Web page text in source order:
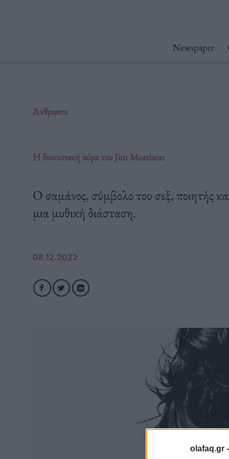
olafaq.gr -
Newspaper
Άνθρωποι
Η διονυσιακή αύρα του Jim Morrison
O σαμάνος, σύμβολο του σεξ, ποιητής
μια μυθική διάσταση.
08.12.2022